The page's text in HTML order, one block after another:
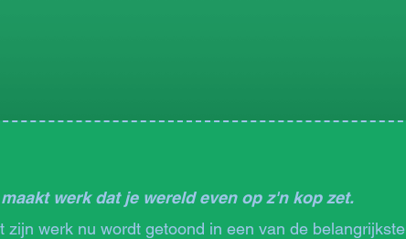
werk dat je wereld even op z'n kop zet.
zijn werk nu wordt getoond in een van de belangrijkste